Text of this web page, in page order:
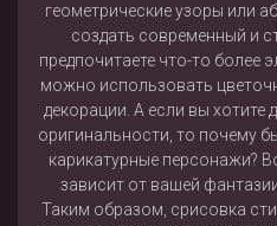
геометрические узоры или
создать современный и
предпочитаете что-то более
можно использовать
декорации. А если вы
оригинальности, то почему
карикатурные персонажи?
зависит от вашей
Таким образом, срисовка